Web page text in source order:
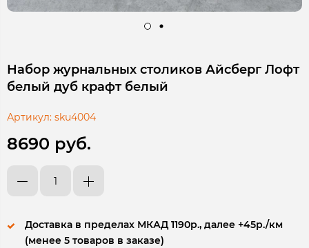
Набор журнальных столиков Айсберг Лофт
белый дуб крафт белый
Артикул: sku4004
8690 руб.
Доставка в пределах МКАД 1190р., далее +45р./км
(менее 5 товаров в заказе)